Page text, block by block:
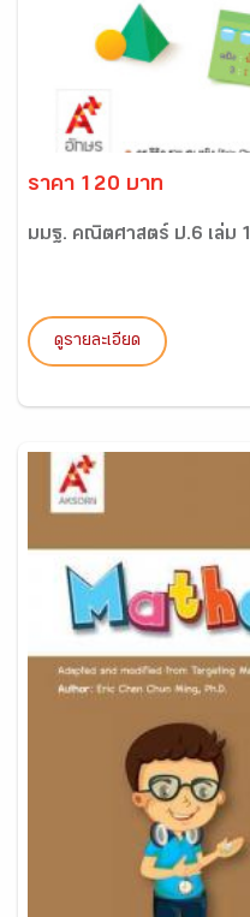
ราคา 120 บาท
มมฐ. คณิตศาสตร์ ป.6 เล่ม 1
ดูรายละเอียด